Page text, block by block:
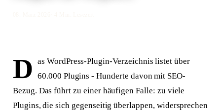
D
as WordPress-Plugin-Verzeichnis listet über
60.000 Plugins - Hunderte davon mit SEO-
Bezug. Das führt zu einer häufigen Falle: zu viele
Plugins, die sich gegenseitig überlappen, widersprechen